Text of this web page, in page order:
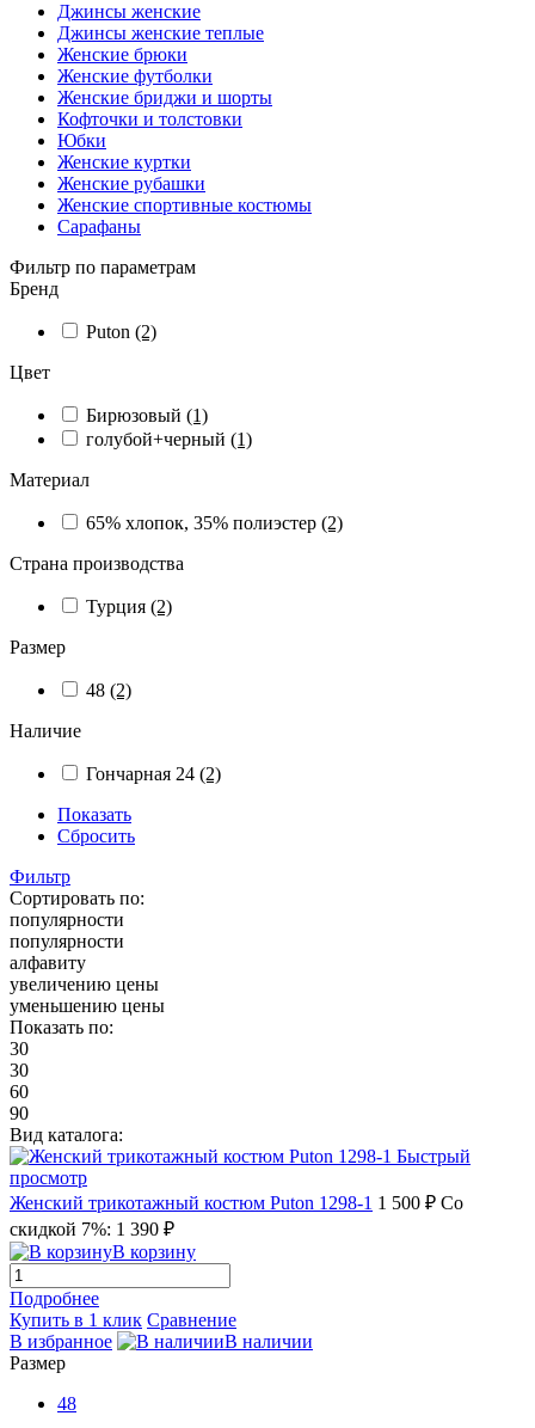
Джинсы женские
Джинсы женские теплые
Женские брюки
Женские футболки
Женские бриджи и шорты
Кофточки и толстовки
Юбки
Женские куртки
Женские рубашки
Женские спортивные костюмы
Сарафаны
Фильтр по параметрам
Бренд
Puton (2)
Цвет
Бирюзовый (1)
голубой+черный (1)
Материал
65% хлопок, 35% полиэстер (2)
Страна производства
Турция (2)
Размер
48 (2)
Наличие
Гончарная 24 (2)
Показать
Сбросить
Фильтр
Сортировать по:
популярности
популярности
алфавиту
увеличению цены
уменьшению цены
Показать по:
30
30
60
90
Вид каталога:
Быстрый
просмотр
Женский трикотажный костюм Puton 1298-1 1 500 ₽ Со
скидкой 7%: 1 390 ₽
В корзину
Подробнее
Купить в 1 клик Сравнение
В избранное
В наличии
Размер
48